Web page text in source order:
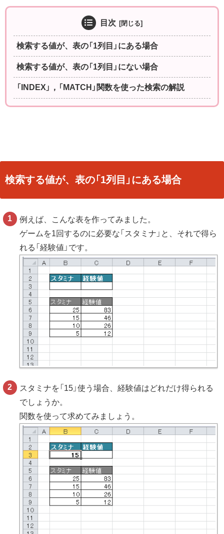
目次
検索する値が、表の「1列目」にある場合
検索する値が、表の「1列目」にない場合
「INDEX」，「MATCH」関数を使った検索の解説
検索する値が、表の「1列目」にある場合
例えば、こんな表を作ってみました。
ゲームを1回するのに必要な「スタミナ」と、それで得ら
れる「経験値」です。
スタミナを「15」使う場合、経験値はどれだけ得られる
でしょうか。
関数を使って求めてみましょう。